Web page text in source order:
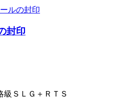
封印
級ＳＬＧ＋ＲＴＳ